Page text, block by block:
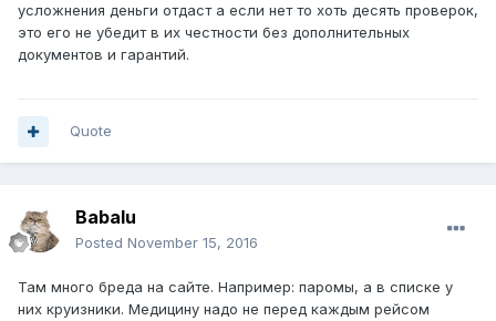
усложнения деньги отдаст а если нет то хоть десять проверок,
это его не убедит в их честности без дополнительных
документов и гарантий.
Quote
Babalu
Posted November 15, 2016
Там много бреда на сайте. Например: паромы, а в списке у
них круизники. Медицину надо не перед каждым рейсом